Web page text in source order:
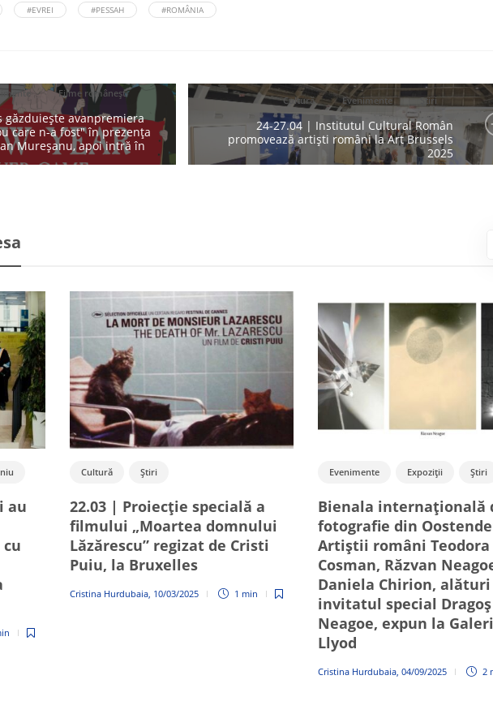
#EVREI #PESSAH #ROMÂNIA
Filme românești
găzduiește avanpremiera
care n-a fost" în prezența
Mureșanu, apoi intră în
Cultură Evenimente Știri
24-27.04 | Institutul Cultural Român
promovează artiști români la Art Brussels
2025
au
Cultură Știri
22.03 | Proiecție specială a
filmului „Moartea domnului
Lăzărescu” regizat de Cristi
Puiu, la Bruxelles
Cristina Hurdubaia 10/03/2025 1 min
Evenimente Expoziții Știri
Bienala internațională
fotografie din
Artiștii români Teodora
Cosman, Răzvan
Daniela Chirion, alături
invitatul special Dragoș
Neagoe, expun la
Llyod
Cristina Hurdubaia 04/09/2025 2